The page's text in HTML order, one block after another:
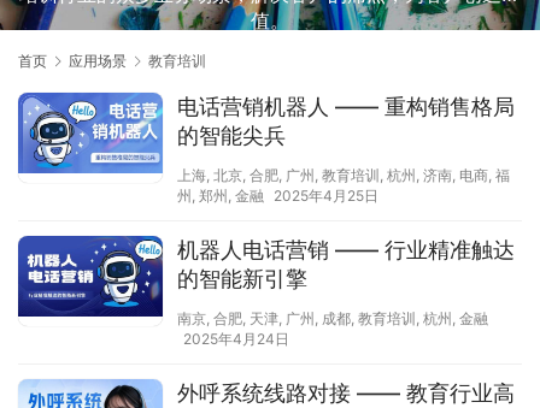
值。
首页 应用场景 教育培训
电话营销机器人 —— 重构销售格局
的智能尖兵
上海, 北京, 合肥, 广州 , 教育培训 , 杭州 , 济南, 电商, 福
州 , 郑州 , 金融 2025年4月25日
机器人电话营销 —— 行业精准触达
的智能新引擎
南京, 合肥, 天津, 广州 , 成都, 教育培训 , 杭州 , 金融
2025年4月24日
外呼系统线路对接 —— 教育行业高